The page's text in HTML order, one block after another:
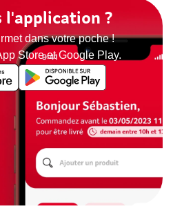
l'application ?
dans votre poche !
Store et Google Play.